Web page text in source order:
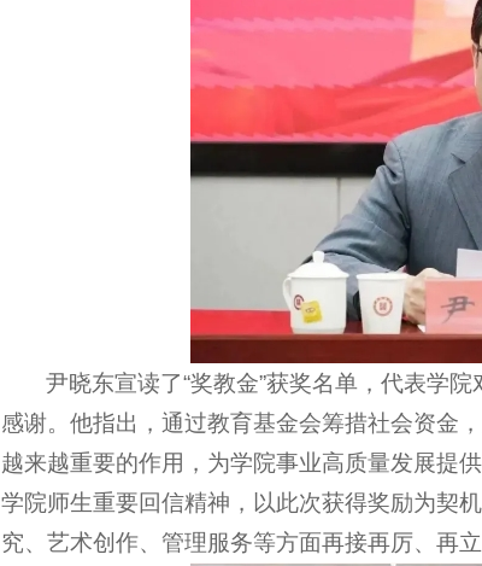
尹晓东宣读了“奖教金”获奖名单，代表学
感谢。他指出，通过教育基金会筹措社会资金
越来越重要的作用，为学院事业高质量发展提
学院师生重要回信精神，以此次获得奖励为契
究、艺术创作、管理服务等方面再接再厉、再立